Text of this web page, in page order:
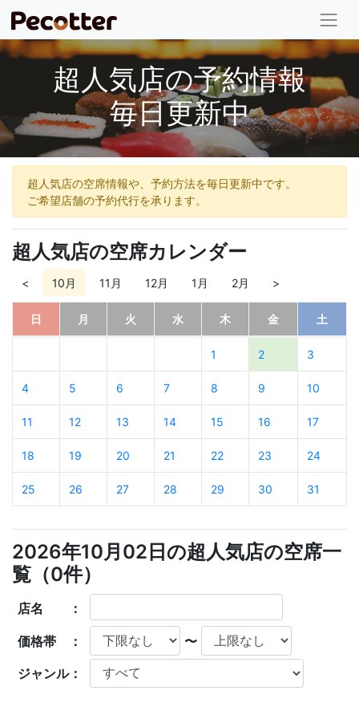
超人気店の予約情報
毎日更新中
超人気店の空席情報や、予約方法を毎日更新中です。
ご希望店舗の予約代行を承ります。
超人気店の空席カレンダー
< 10月 11月 12月 1月 2月 >
日 月 火 水 木 金 土
1 2 3
4 5 6 7 8 9 10
11 12 13 14 15 16 17
18 19 20 21 22 23 24
25 26 27 28 29 30 31
2026年10月02日の超人気店の空席一
覧（0件）
店名 ：
価格帯 ： 〜
ジャンル：